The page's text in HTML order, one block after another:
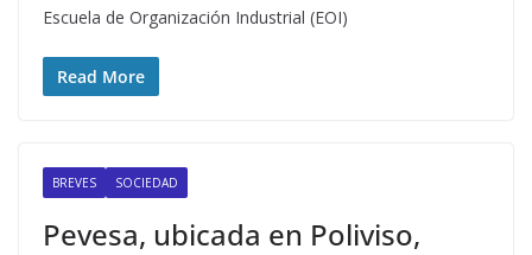
Escuela de Organización Industrial (EOI)
Read More
BREVES SOCIEDAD
Pevesa, ubicada en Poliviso,